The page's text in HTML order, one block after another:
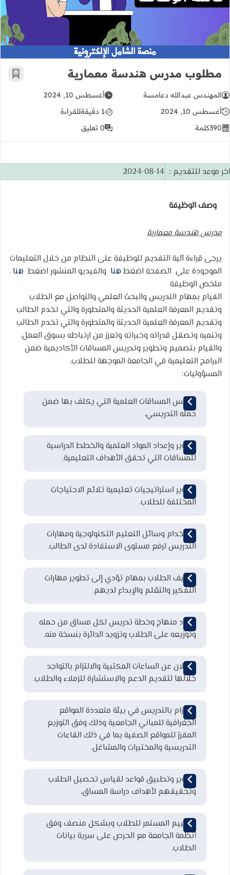
مطلوب مدرس هندسة معمارية أضف
المهندس عبدالله دعامسة
أغسطس 10, 2024
أغسطس 10, 2024
1 دقيقة
للقراءة
390كلمة 0 تعليق
اخر موعد للتقديم : 2024-08-14
وصف الوظيفة
مدرس هندسة معمارية
يرجى قراءة آلية التقديم للوظيفة على النظام من خلال التعليمات
الموجودة على الصفحة اضغطهنا والفيديو المنشور اضغط هنا .
ملخص الوظيفة
القيام بمهام التدريس والبحث العلمي والتواصل مع الطلاب
وتقديم المعرفة العلمية الحديثة والمتطورة والتي تخدم الطالب
وتقديم المعرفة العلمية الحديثة والمتطورة والتي تخدم الطالب
وتنميه وتصقل قدراته وخبراته وتعزز من ارتباطه بسوق العمل.
والقيام بتصميم وتطوير وتدريس المساقات الأكاديمية ضمن
البرامج التعليمية في الجامعة الموجهة للطلاب.
المسؤوليات:
تدريس المساقات العلمية التي يكلف بها ضمن
حمله التدريسي.
تطوير وإعداد المواد العلمية والخطط الدراسية
للمساقات التي تحقق الأهداف التعليمية.
تطوير استراتيجيات تعليمية تلائم الاحتياجات
المختلفة للطلاب.
استخدام وسائل التعليم التكنولوجية ومهارات
التدريس لرفع مستوى الاستفادة لدى الطالب.
تكليف الطلاب بمهام تؤدي إلى تطوير مهارات
التفكير والتعّلم والإبداع لديهم.
إعداد منهاج وخطة تدريس لكل مساق من حمله
وتوزيعه على الطلاب وتزويد الدائرة بنسخة منه.
الإعلان عن الساعات المكتبية والالتزام بالتواجد
خلالها لتقديم الدعم والاستشارة للزملاء والطلاب.
الالتزام بالتدريس في بيئة متعددة المواقع
الجغرافية للمباني الجامعية وذلك وفق التوزيع
المقررّ للمواقع الصفية بما في ذلك القاعات
التدريسية والمختبرات والمشاغل.
تطوير وتطبيق قواعد لقياس تحصيل الطلاب
وتحقيقهم لأهداف دراسة المساق.
التقييم المستمر للطلاب وبشكل منصف وفق
أنظمة الجامعة مع الحرص على سرية بيانات
الطلاب.